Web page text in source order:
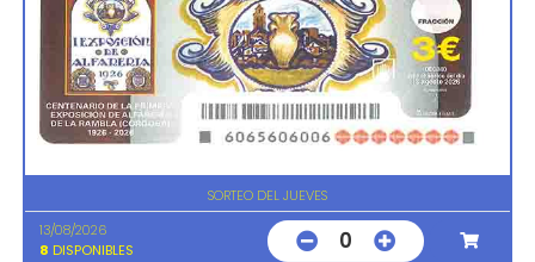
SORTEO DEL JUEVES
13/08/2026
8 DISPONIBLES 0